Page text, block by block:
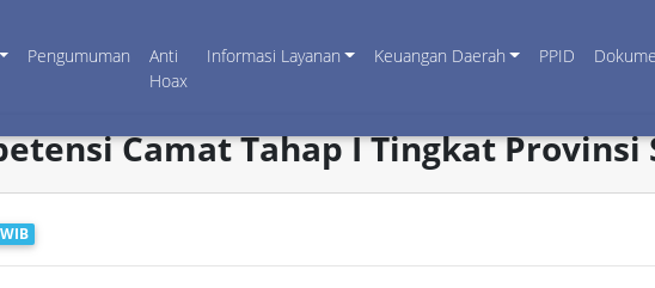
Pengumuman
Anti
Hoax
Informasi Layanan Keuangan Daerah PPID
Camat Tahap I Tingkat